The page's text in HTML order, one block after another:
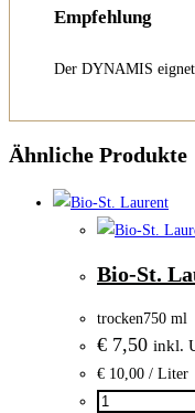
Empfehlung
Der DYNAMIS eignet
Ähnliche Produkte
Bio-St.
trocken750 ml
€ 7,50 inkl.
€ 10,00 / Liter
Bio-